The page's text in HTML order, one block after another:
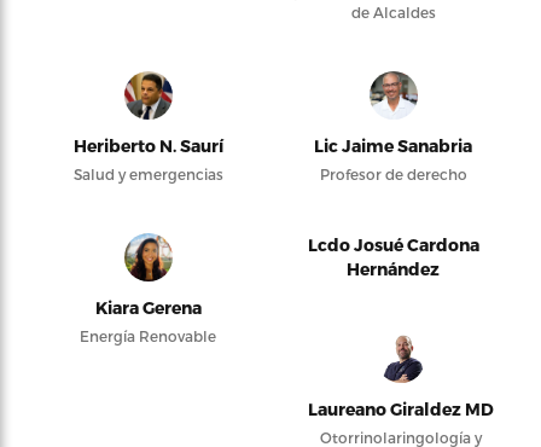
de Alcaldes
Heriberto N. Saurí
Salud y emergencias
Lic Jaime Sanabria
Profesor de derecho
Kiara Gerena
Energía Renovable
Lcdo Josué Cardona
Hernández
Laureano Giraldez MD
Otorrinolaringología y